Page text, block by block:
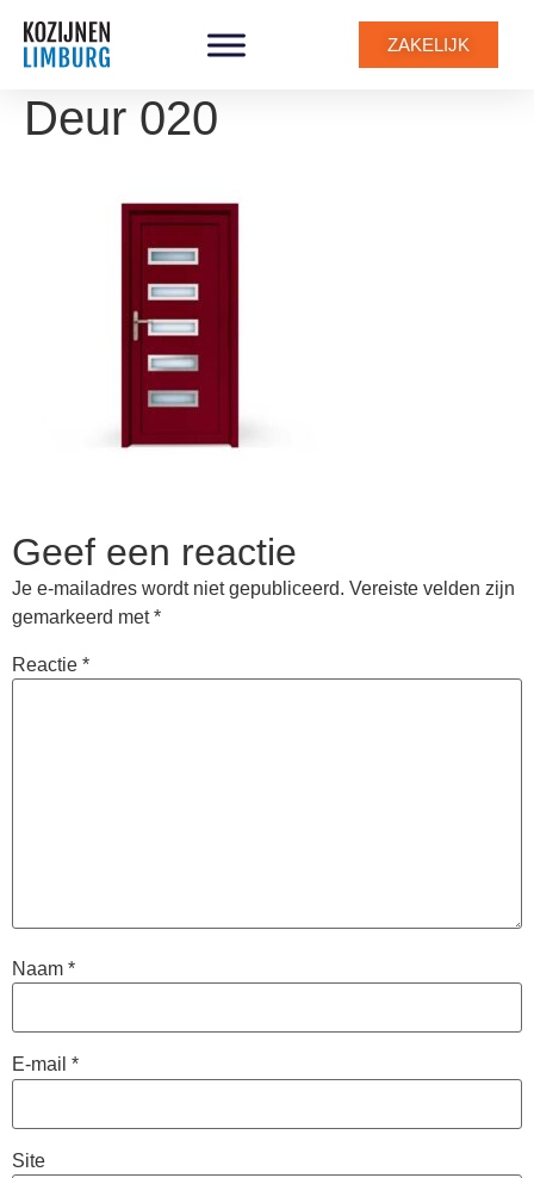
ZAKELIJK
Deur 020
Geef een reactie
Je e-mailadres wordt niet gepubliceerd. Vereiste velden zijn
gemarkeerd met*
Reactie *
Naam *
E-mail *
Site